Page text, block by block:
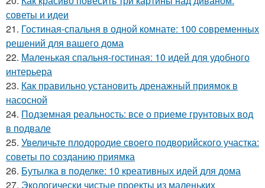
советы и идеи
21. Гостиная-спальня в одной комнате: 100 современных
решений для вашего дома
22. Маленькая спальня-гостиная: 10 идей для удобного
интерьера
23. Как правильно установить дренажный приямок в
насосной
24. Подземная реальность: все о приеме грунтовых вод
в подвале
25. Увеличьте плодородие своего подворийского участка:
советы по созданию приямка
26. Бутылка в поделке: 10 креативных идей для дома
27. Экологически чистые проекты из маленьких